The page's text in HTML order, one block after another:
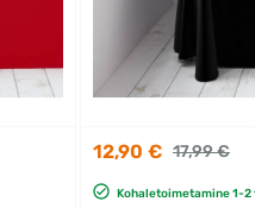
12,90 € 17,99 €
Kohaletoimetamine 1-